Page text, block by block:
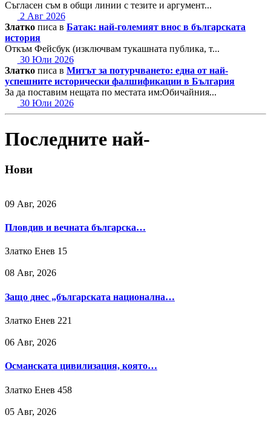
Съгласен съм в общи линии с тезите и аргумент...
2 Авг 2026
Златко писа в Батак: най-големият внос в българската
история
Откъм Фейсбук (изключвам тукашната публика, т...
30 Юли 2026
Златко писа в Митът за потурчването: една от най-
успешните исторически фалшификации в България
За да поставим нещата по местата им:Обичайния...
30 Юли 2026
Последните най-
Нови
09 Авг, 2026
Пловдив и вечната българска…
Златко Енев 15
08 Авг, 2026
Защо днес „българската национална…
Златко Енев 221
06 Авг, 2026
Османската цивилизация, която…
Златко Енев 458
05 Авг, 2026